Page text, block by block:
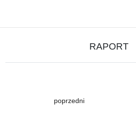
RAPORT
poprzedni